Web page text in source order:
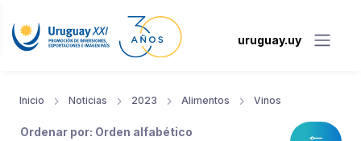
uruguay.uy
Inicio Noticias 2023 Alimentos Vinos
Ordenar por: Orden alfabético